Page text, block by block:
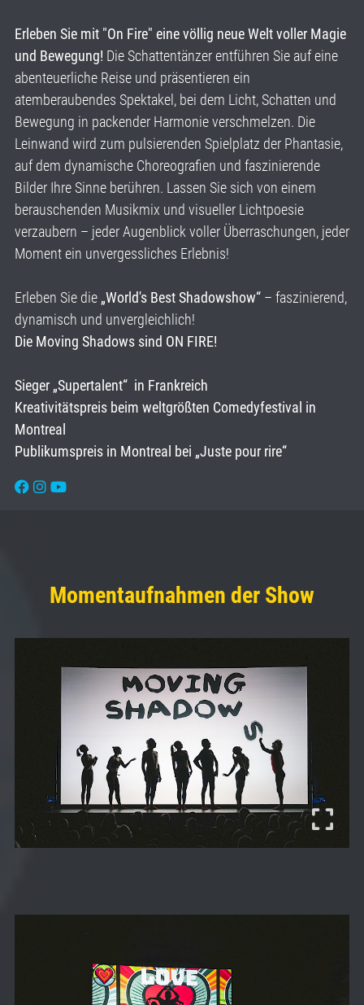
Erleben Sie mit "On Fire" eine völlig neue Welt voller Magie
und Bewegung! Die Schattentänzer entführen Sie auf eine
abenteuerliche Reise und präsentieren ein
atemberaubendes Spektakel, bei dem Licht, Schatten und
Bewegung in packender Harmonie verschmelzen. Die
Leinwand wird zum pulsierenden Spielplatz der Phantasie,
auf dem dynamische Choreografien und faszinierende
Bilder Ihre Sinne berühren. Lassen Sie sich von einem
berauschenden Musikmix und visueller Lichtpoesie
verzaubern – jeder Augenblick voller Überraschungen, jeder
Moment ein unvergessliches Erlebnis!
Erleben Sie die „World's Best Shadowshow“ – faszinierend,
dynamisch und unvergleichlich!
Die Moving Shadows sind ON FIRE!
Sieger „Supertalent“ in Frankreich
Kreativitätspreis beim weltgrößten Comedyfestival in
Montreal
Publikumspreis in Montreal bei „Juste pour rire“
Momentaufnahmen der Show